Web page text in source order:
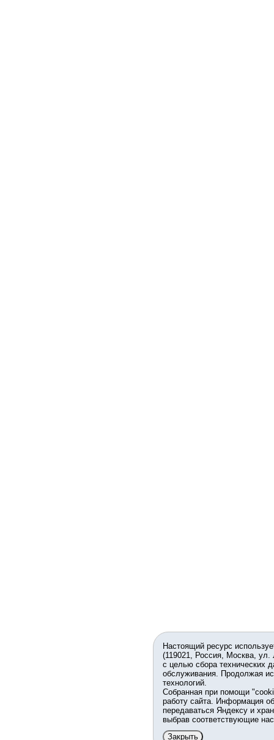
Настоящий ресурс
(119021, Россия, Москва,
с целью сбора технических
обслуживания. Продолжая
технологий.
Собранная при помощи
работу сайта. Информация
передаваться Яндексу и
выбрав соответствующие
Закрыть